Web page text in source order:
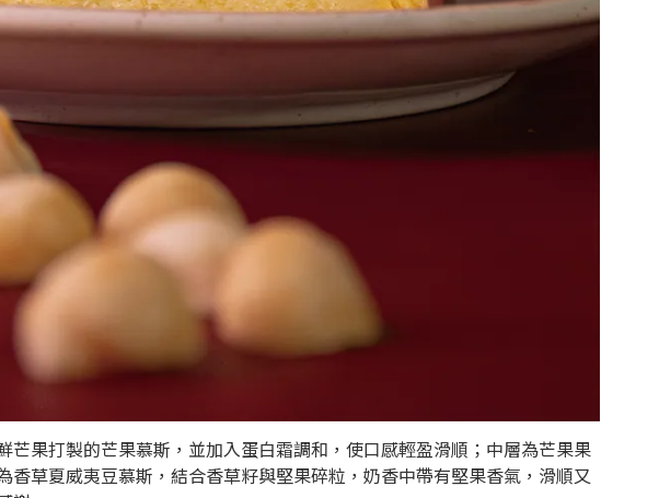
果打製的芒果慕斯，並加入蛋白霜調和，使口感輕盈滑順；中層為芒果果
草夏威夷豆慕斯，結合香草籽與堅果碎粒，奶香中帶有堅果香氣，滑順又